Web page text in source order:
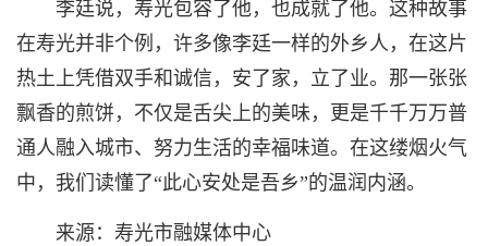
李廷说，寿光包容了他，也成就了他。这种故事
在寿光并非个例，许多像李廷一样的外乡人，在这片
热土上凭借双手和诚信，安了家，立了业。那一张张
飘香的煎饼，不仅是舌尖上的美味，更是千千万万普
通人融入城市、努力生活的幸福味道。在这缕烟火气
中，我们读懂了“此心安处是吾乡”的温润内涵。
来源：寿光市融媒体中心